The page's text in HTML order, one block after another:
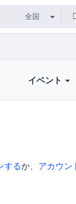
イベント
するか、 アカウン